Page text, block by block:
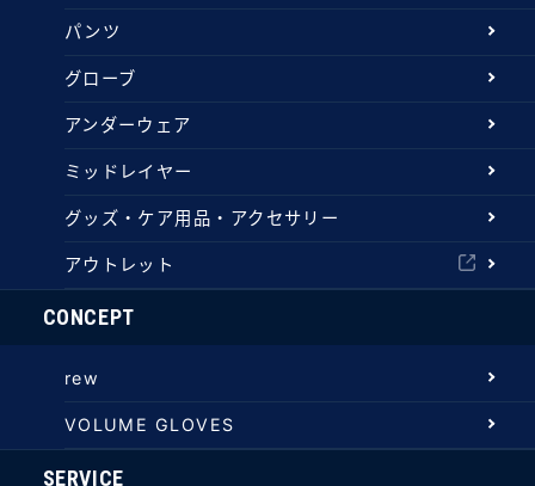
パンツ
グローブ
アンダーウェア
ミッドレイヤー
グッズ・ケア用品・アクセサリー
アウトレット
CONCEPT
rew
VOLUME GLOVES
SERVICE